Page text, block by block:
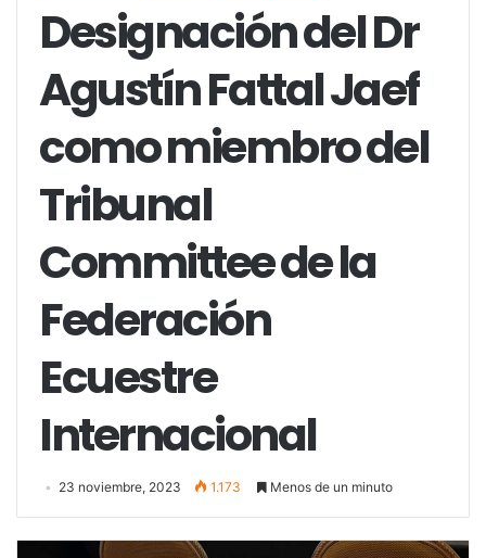
Designación del Dr
Agustín Fattal Jaef
como miembro del
Tribunal
Committee de la
Federación
Ecuestre
Internacional
23 noviembre, 2023 1.173 Menos de un minuto